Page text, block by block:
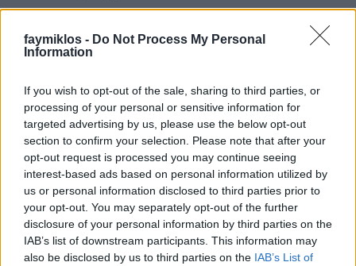
faymiklos - Do Not Process My Personal
Information
If you wish to opt-out of the sale, sharing to third parties, or
processing of your personal or sensitive information for
targeted advertising by us, please use the below opt-out
section to confirm your selection. Please note that after your
opt-out request is processed you may continue seeing
interest-based ads based on personal information utilized by
us or personal information disclosed to third parties prior to
your opt-out. You may separately opt-out of the further
disclosure of your personal information by third parties on the
IAB’s list of downstream participants. This information may
also be disclosed by us to third parties on the IAB’s List of
stolzingimalter•2025. december 01. 5
Egymás után ment két film az egyik csatornán, nincs
Előbb Woody Allen, és a Rejtélyes manhattani
haláleset, utána a Szövetségesek Brad Pitt-tel és
Marion Cotillard-ral. Az egyik a kilencvenes években
játszódik, New Yorkban, a másik a 2. világháború…